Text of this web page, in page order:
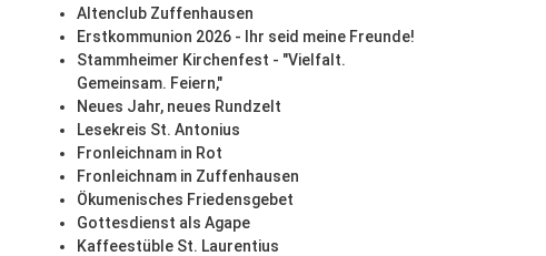
Altenclub Zuffenhausen
Erstkommunion 2026 - Ihr seid meine Freunde!
Stammheimer Kirchenfest - "Vielfalt.
Gemeinsam. Feiern,"
Neues Jahr, neues Rundzelt
Lesekreis St. Antonius
Fronleichnam in Rot
Fronleichnam in Zuffenhausen
Ökumenisches Friedensgebet
Gottesdienst als Agape
Kaffeestüble St. Laurentius